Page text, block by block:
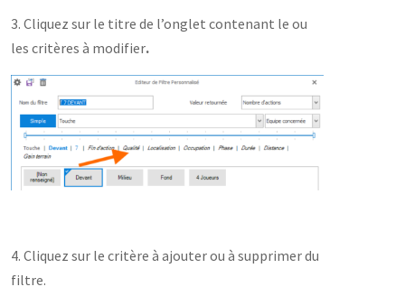
3. Cliquez sur le titre de l’onglet contenant le ou
les critères à modifier.
4. Cliquez sur le critère à ajouter ou à supprimer du
filtre.